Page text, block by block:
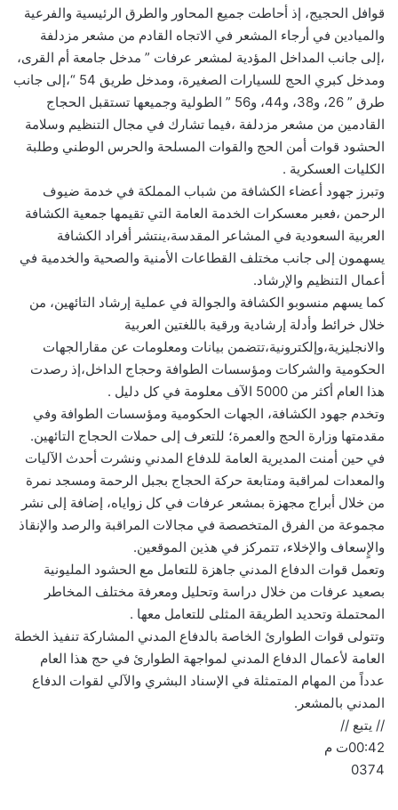
قوافل الحجيج، إذ أحاطت جميع المحاور والطرق الرئيسية والفرعية
والميادين في أرجاء المشعر في الاتجاه القادم من مشعر مزدلفة
،إلى جانب المداخل المؤدية لمشعر عرفات ” مدخل جامعة أم القرى،
ومدخل كبري الحج للسيارات الصغيرة، ومدخل طريق 54 “،إلى جانب
طرق ” 26، و38، و44، و56 ” الطولية وجميعها تستقبل الحجاج
القادمين من مشعر مزدلفة ،فيما تشارك في مجال التنظيم وسلامة
الحشود قوات أمن الحج والقوات المسلحة والحرس الوطني وطلبة
الكليات العسكرية .
وتبرز جهود أعضاء الكشافة من شباب المملكة في خدمة ضيوف
الرحمن ،فعبر معسكرات الخدمة العامة التي تقيمها جمعية الكشافة
العربية السعودية في المشاعر المقدسة،ينتشر أفراد الكشافة
يسهمون إلى جانب مختلف القطاعات الأمنية والصحية والخدمية في
أعمال التنظيم والإرشاد.
كما يسهم منسوبو الكشافة والجوالة في عملية إرشاد التائهين، من
خلال خرائط وأدلة إرشادية ورقية باللغتين العربية
والانجليزية،وإلكترونية،تتضمن بيانات ومعلومات عن مقارالجهات
الحكومية والشركات ومؤسسات الطوافة وحجاج الداخل،إذ رصدت
هذا العام أكثر من 5000 الآف معلومة في كل دليل .
وتخدم جهود الكشافة، الجهات الحكومية ومؤسسات الطوافة وفي
مقدمتها وزارة الحج والعمرة؛ للتعرف إلى حملات الحجاج التائهين.
في حين أمنت المديرية العامة للدفاع المدني ونشرت أحدث الآليات
والمعدات لمراقبة ومتابعة حركة الحجاج بجبل الرحمة ومسجد نمرة
من خلال أبراج مجهزة بمشعر عرفات في كل زواياه، إضافة إلى نشر
مجموعة من الفرق المتخصصة في مجالات المراقبة والرصد والإنقاذ
والإٍسعاف والإخلاء، تتمركز في هذين الموقعين.
وتعمل قوات الدفاع المدني جاهزة للتعامل مع الحشود المليونية
بصعيد عرفات من خلال دراسة وتحليل ومعرفة مختلف المخاطر
المحتملة وتحديد الطريقة المثلى للتعامل معها .
وتتولى قوات الطوارئ الخاصة بالدفاع المدني المشاركة تنفيذ الخطة
العامة لأعمال الدفاع المدني لمواجهة الطوارئ في حج هذا العام
عدداً من المهام المتمثلة في الإسناد البشري والآلي لقوات الدفاع
المدني بالمشعر.
// يتبع //
00:42ت م
0374